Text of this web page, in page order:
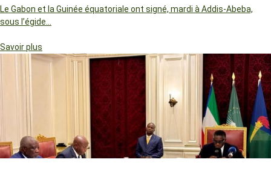
Le Gabon et la Guinée équatoriale ont signé, mardi à Addis-Abeba,
sous l’égide…
Savoir plus